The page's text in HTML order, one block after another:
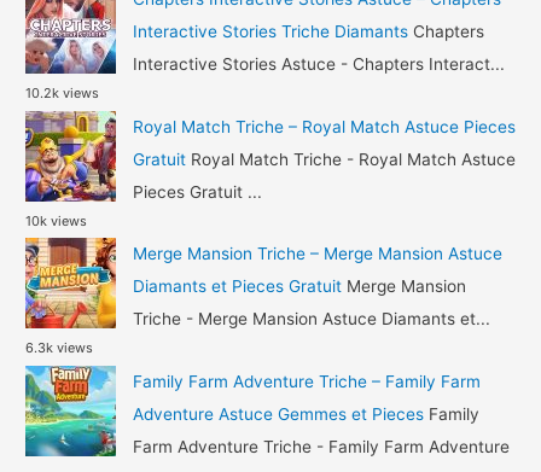
f
o
r
:
Interactive Stories Triche Diamants Chapters
Interactive Stories Astuce - Chapters Interact...
10.2k views
Royal Match Triche – Royal Match Astuce Pieces
Gratuit Royal Match Triche - Royal Match Astuce
Pieces Gratuit ...
10k views
Merge Mansion Triche – Merge Mansion Astuce
Diamants et Pieces Gratuit Merge Mansion
Triche - Merge Mansion Astuce Diamants et...
6.3k views
Family Farm Adventure Triche – Family Farm
Adventure Astuce Gemmes et Pieces Family
Farm Adventure Triche - Family Farm Adventure